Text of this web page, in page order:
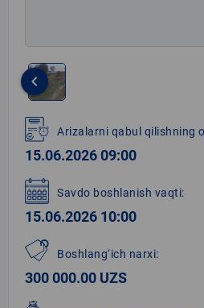
1
of
1
keyboard_arrow_left
Arizalarni qabul qilishning
15.06.2026 09:00
Savdo boshlanish vaqti:
15.06.2026 10:00
Boshlang‘ich narxi:
300 000.00 UZS